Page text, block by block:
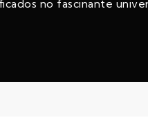
no fascinante